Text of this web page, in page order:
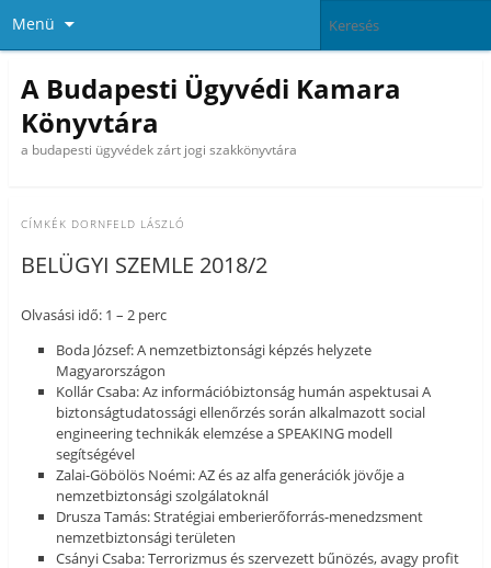
Menü
A Budapesti Ügyvédi Kamara
Könyvtára
a budapesti ügyvédek zárt jogi szakkönyvtára
CÍMKÉK DORNFELD LÁSZLÓ
BELÜGYI SZEMLE 2018/2
Olvasási idő: 1 – 2 perc
Boda József: A nemzetbiztonsági képzés helyzete
Magyarországon
Kollár Csaba: Az információbiztonság humán aspektusai A
biztonságtudatossági ellenőrzés során alkalmazott social
engineering technikák elemzése a SPEAKING modell
segítségével
Zalai-Göbölös Noémi: AZ és az alfa generációk jövője a
nemzetbiztonsági szolgálatoknál
Drusza Tamás: Stratégiai emberierőforrás-menedzsment
nemzetbiztonsági területen
Csányi Csaba: Terrorizmus és szervezett bűnözés, avagy profit